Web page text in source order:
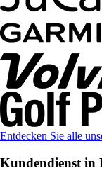
Entdecken Sie alle
Kundendienst in